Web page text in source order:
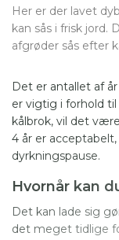
Her er der lavet
kan sås i frisk jord.
afgrøder sås efter
Det er antallet af
er vigtig i forhold
kålbrok, vil det
4 år er
dyrkningspause.
Hvornår kan
Det kan lade sig
det meget tidlige